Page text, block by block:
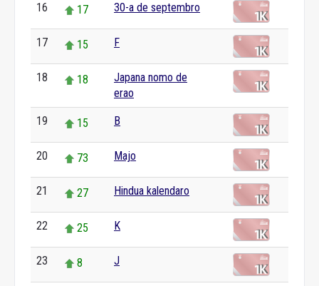
16 17 30-a de septembro
17 15 F
18 18
Japana nomo de
erao
19 15 B
20 73 Majo
21 27 Hindua kalendaro
22 25 K
23 8 J